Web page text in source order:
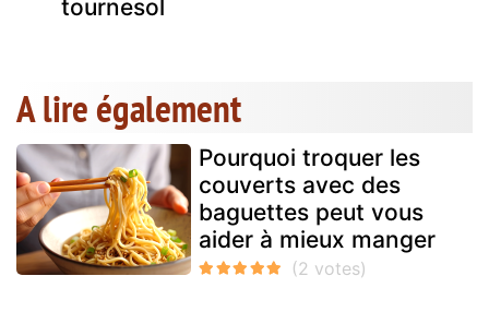
tournesol
A lire également
Pourquoi troquer les
couverts avec des
baguettes peut vous
aider à mieux manger